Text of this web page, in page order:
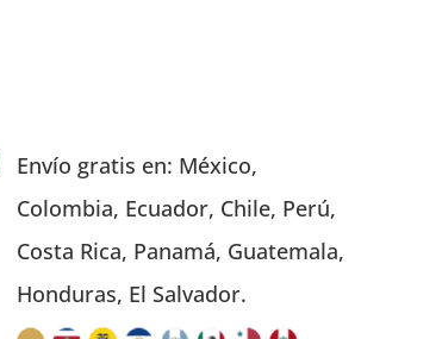
Envío gratis en: México,
Colombia, Ecuador, Chile, Perú,
Costa Rica, Panamá, Guatemala,
Honduras, El Salvador.